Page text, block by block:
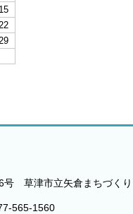
15
号 草津市立矢倉まちづく
565-1560